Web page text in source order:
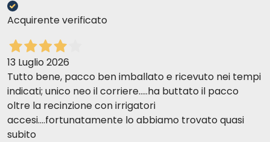
Acquirente verificato
13 Luglio 2026
Tutto bene, pacco ben imballato e ricevuto nei tempi
indicati; unico neo il corriere.....ha buttato il pacco
oltre la recinzione con irrigatori
accesi....fortunatamente lo abbiamo trovato quasi
subito